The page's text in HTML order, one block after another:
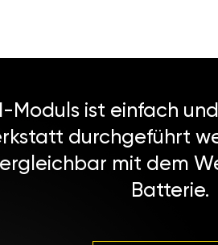
-Moduls ist einfach
durchgeführt
mit dem
Batterie.